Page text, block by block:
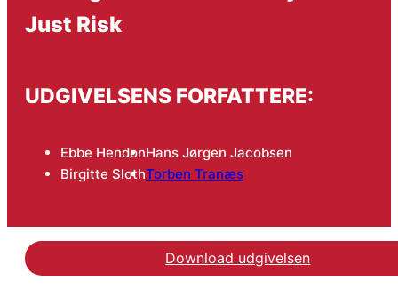
Just Risk
UDGIVELSENS FORFATTERE:
Ebbe HendonHans Jørgen Jacobsen
Birgitte SlothTorben Tranæs
Download udgivelsen